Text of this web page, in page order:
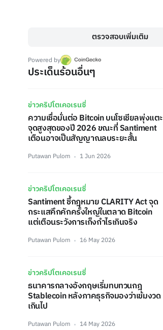
ตรวจสอบเพิ่มเติม
Powered by
ประเด็นร้อนอื่นๆ
ข่าวคริปโตเคอเรนซี่
ความเชื่อมั่นต่อ Bitcoin บนโซเชียลพุ่งแตะ
จุดสูงสุดของปี 2026 ขณะที่ Santiment
เตือนอาจเป็นสัญญาณลบระยะสั้น
Putawan Pulom 1 Jun 2026
ข่าวคริปโตเคอเรนซี่
Santiment ชี้กฎหมาย CLARITY Act จุด
กระแสคึกคักครั้งใหญ่ในตลาด Bitcoin
แต่เตือนระวังการเก็งกำไรเกินจริง
Putawan Pulom 16 May 2026
ข่าวคริปโตเคอเรนซี่
ธนาคารกลางอังกฤษเริ่มทบทวนกฎ
Stablecoin หลังภาคธุรกิจมองว่าเข้มงวด
เกินไป
Putawan Pulom 14 May 2026